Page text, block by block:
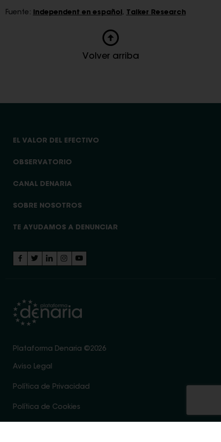
Fuente: Independent en español, Talker Research
Volver arriba
EL VALOR DEL EFECTIVO
OBSERVATORIO
CANAL DENARIA
SOBRE NOSOTROS
TE AYUDAMOS A DENUNCIAR
Plataforma Denaria ©2026
Aviso Legal
Política de Privacidad
Política de Cookies